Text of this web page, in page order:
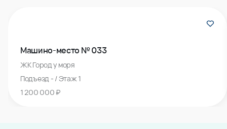
Машино-место № 033
ЖК Город у моря
Подъезд - / Этаж 1
1 200 000 ₽